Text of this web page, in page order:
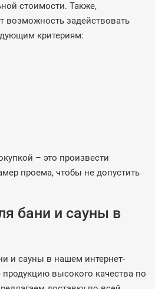
стоимости. Также,
возможность задействовать
критериям:
– это произвести
проема, чтобы не допустить
бани и сауны в
и сауны в нашем интернет-
продукцию высокого качества по